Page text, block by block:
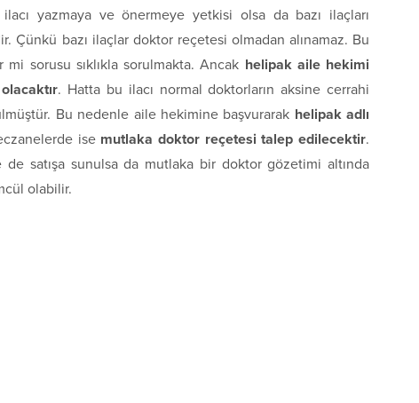
yazmaya ve önermeye yetkisi olsa da bazı ilaçları
Çünkü bazı ilaçlar doktor reçetesi olmadan alınamaz. Bu
sorusu sıklıkla sorulmakta. Ancak helipak aile hekimi
. Hatta bu ilacı normal doktorların aksine cerrahi
Bu nedenle aile hekimine başvurarak helipak adlı
ise mutlaka doktor reçetesi talep edilecektir.
satışa sunulsa da mutlaka bir doktor gözetimi altında
olabilir.